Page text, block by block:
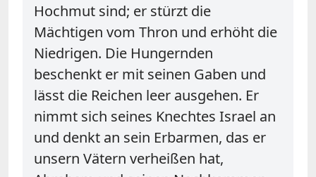
Hochmut sind; er stürzt die
Mächtigen vom Thron und erhöht die
Niedrigen. Die Hungernden
beschenkt er mit seinen Gaben und
lässt die Reichen leer ausgehen. Er
nimmt sich seines Knechtes Israel an
und denkt an sein Erbarmen, das er
unsern Vätern verheißen hat,